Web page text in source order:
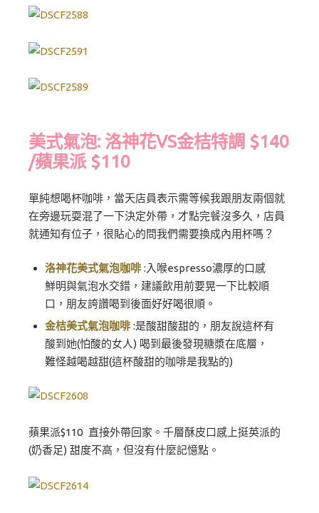
美式氣泡: 洛神花VS金桔特調 $140
/蘋果派 $110
單純想喝杯咖啡，當天店員表示需等候我跟朋友兩個就
在旁邊玩耍混了一下決定外帶，才點完餐沒多久，店員
就通知有位子，很貼心的問我們需要換成內用杯嗎？
洛神花美式氣泡咖啡:入喉espresso濃厚的口感
鮮明與氣泡水交錯，建議飲用前要晃一下比較順
口，朋友誇讚喝到後面好好喝很順。
金桔美式氣泡咖啡:是酸甜酸甜的，朋友說這杯有
酸到她(怕酸的女人) 喝到最後發現糖漿在底層，
難怪越喝越甜(這杯酸甜的咖啡是我點的)
蘋果派$110 直接外帶回家。千層酥皮口感上挺英派的
(奶香足) 甜度不高，但沒有什麼記憶點。